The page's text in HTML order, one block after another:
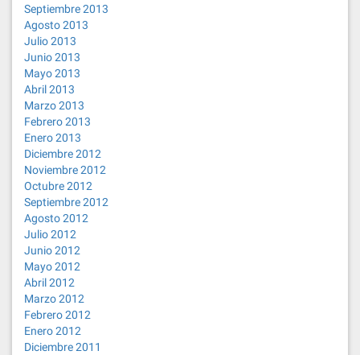
Septiembre 2013
Agosto 2013
Julio 2013
Junio 2013
Mayo 2013
Abril 2013
Marzo 2013
Febrero 2013
Enero 2013
Diciembre 2012
Noviembre 2012
Octubre 2012
Septiembre 2012
Agosto 2012
Julio 2012
Junio 2012
Mayo 2012
Abril 2012
Marzo 2012
Febrero 2012
Enero 2012
Diciembre 2011